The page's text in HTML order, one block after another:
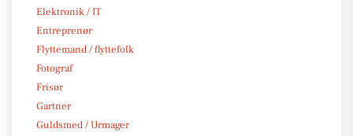
Elektronik / IT
Entreprenør
Flyttemand / flyttefolk
Fotograf
Frisør
Gartner
Guldsmed / Urmager